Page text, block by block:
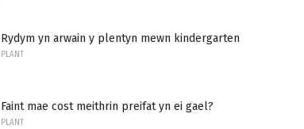
Rydym yn arwain y plentyn mewn kindergarten
PLANT
Faint mae cost meithrin preifat yn ei gael?
PLANT